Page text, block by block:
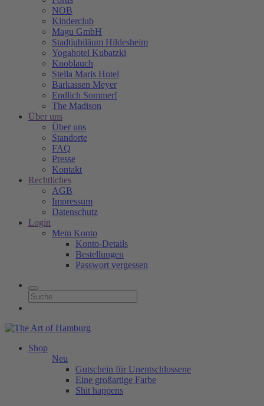
NOB
Kinderclub
Magu GmbH
Stadtjubiläum Hildesheim
Yogahotel Kubatzki
Knoblauch
Stella Maris Hotel
Barkassen Meyer
Endlich Sommer!
The Madison
Über uns
Über uns
Standorte
FAQ
Presse
Kontakt
Rechtliches
AGB
Impressum
Datenschutz
Login
Mein Konto
Konto-Details
Bestellungen
Passwort vergessen
Shop
Neu
Gutschein für Unentschlossene
Eine großartige Farbe
Shit happens